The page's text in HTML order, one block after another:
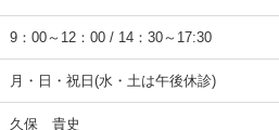
9：00～12：00 / 14：30～17:30
月・日・祝日(水・土は午後休診)
久保 貴史